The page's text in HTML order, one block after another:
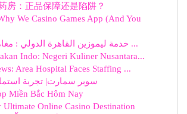
房：正品保障还是陷阱？
We Casino Games App (And You
خدمة ليموزين القاهرة الدولي : مغامرة فاخرة ...
Indo: Negeri Kuliner Nusantara...
Area Hospital Faces Staffing ...
سوبر سمارت| تجربة
Miền Bắc Hôm Nay
Ultimate Online Casino Destination